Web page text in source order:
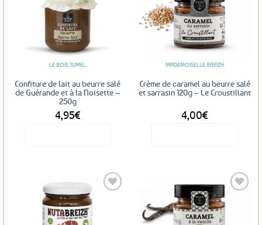
LE BOIS JUMEL
Confiture de lait au beurre salé
de Guérande et à la Noisette –
250g
4,95€
Ajouter
MADEMOISELLE BREIZH
Crème de caramel au beurre salé
et sarrasin 120g – Le Croustillant
4,00€